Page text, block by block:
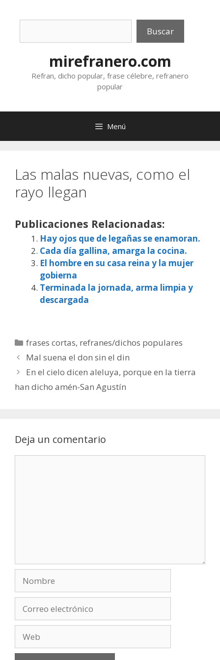
Buscar
mirefranero.com
Refran, dicho popular, frase célebre, refranero
popular
Menú
Las malas nuevas, como el
rayo llegan
Publicaciones Relacionadas:
Hay ojos que de legañas se enamoran.
Cada día gallina, amarga la cocina.
El hombre en su casa reina y la mujer
gobierna
Terminada la jornada, arma limpia y
descargada
Categorías
frases cortas, refranes/dichos populares
Mal suena el don sin el din
En el cielo dicen aleluya, porque en la tierra
han dicho amén-San Agustín
Deja un comentario
electrónico